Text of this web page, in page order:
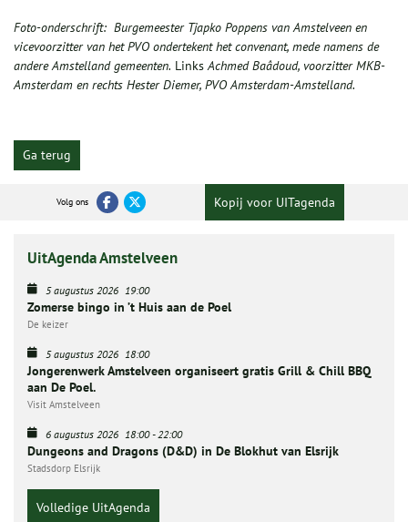
Foto-onderschrift: Burgemeester Tjapko Poppens van Amstelveen en
vicevoorzitter van het PVO ondertekenthetconvenant, mede namens de
andere Amstelland gemeenten. LinksAchmedBaâdoud, voorzitter MKB-
Amsterdam en rechts Hester Diemer, PVO Amsterdam-Amstelland.
Ga terug
Volg ons Kopij voor UITagenda
UitAgenda Amstelveen
5 augustus 2026 19:00
Zomerse bingo in ’t Huis aan de Poel
De keizer
5 augustus 2026 18:00
Jongerenwerk Amstelveen organiseert gratis Grill & Chill BBQ
aan De Poel.
Visit Amstelveen
6 augustus 2026 18:00-22:00
Dungeons and Dragons (D&D) in De Blokhut van Elsrijk
Stadsdorp Elsrijk
Volledige UitAgenda